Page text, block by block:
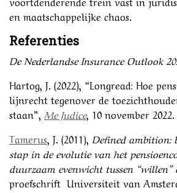
en maatschappelijke chaos.
Referenties
De Nederlandse Insurance Outlook
Hartog, J. (2022), “Longread: Hoe
lijnrecht tegenover de
staan”, Me Judice, 10 november 2022.
Tamerus , J. (2011), Defined ambition:
stap in de evolutie van het
duurzaam evenwicht tussen “willen”
proefschrift Universiteit van